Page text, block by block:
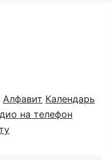
Алфавит Календарь